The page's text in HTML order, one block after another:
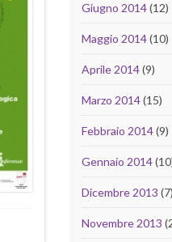
Giugno 2014(12)
Maggio 2014(10)
Aprile 2014(9)
Marzo 2014(15)
Febbraio 2014(9)
Gennaio 2014
Dicembre 2013 (7)
Novembre 2013